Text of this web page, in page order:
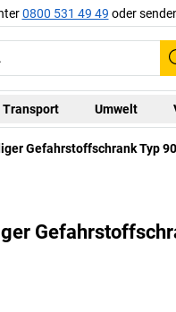
0800 531 49 49 oder
Transport Umwelt
Gefahrstoffschrank Typ